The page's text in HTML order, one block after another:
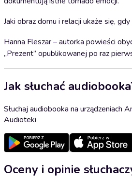
Jaki obraz domu i relacji ukaże się,
Hanna Fleszar – autorka powieści
„Prezent” opublikowanej po raz
Jak słuchać
Słuchaj audiobooka na urządzeniach
Audioteki
Oceny i opinie